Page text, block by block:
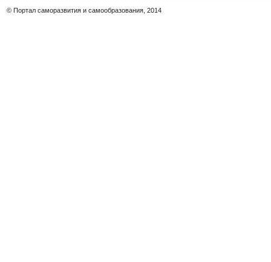
© Портал саморазвития и самообразования, 2014